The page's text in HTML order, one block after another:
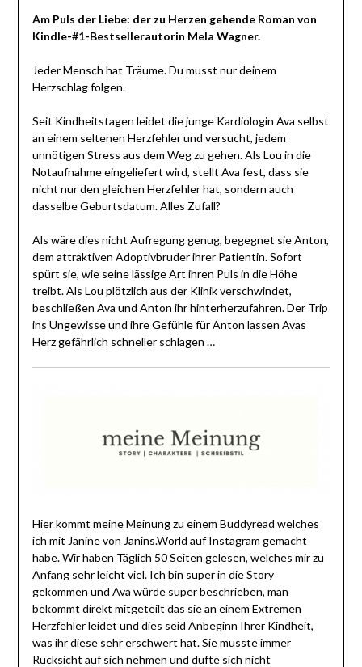
Am Puls der Liebe: der zu Herzen gehende Roman von
Kindle-#1-Bestsellerautorin Mela Wagner.
Jeder Mensch hat Träume. Du musst nur deinem
Herzschlag folgen.
Seit Kindheitstagen leidet die junge Kardiologin Ava selbst
an einem seltenen Herzfehler und versucht, jedem
unnötigen Stress aus dem Weg zu gehen. Als Lou in die
Notaufnahme eingeliefert wird, stellt Ava fest, dass sie
nicht nur den gleichen Herzfehler hat, sondern auch
dasselbe Geburtsdatum. Alles Zufall?
Als wäre dies nicht Aufregung genug, begegnet sie Anton,
dem attraktiven Adoptivbruder ihrer Patientin. Sofort
spürt sie, wie seine lässige Art ihren Puls in die Höhe
treibt. Als Lou plötzlich aus der Klinik verschwindet,
beschließen Ava und Anton ihr hinterherzufahren. Der Trip
ins Ungewisse und ihre Gefühle für Anton lassen Avas
Herz gefährlich schneller schlagen …
Hier kommt meine Meinung zu einem Buddyread welches
ich mit Janine von Janins.World auf Instagram gemacht
habe. Wir haben Täglich 50 Seiten gelesen, welches mir zu
Anfang sehr leicht viel. Ich bin super in die Story
gekommen und Ava würde super beschrieben, man
bekommt direkt mitgeteilt das sie an einem Extremen
Herzfehler leidet und dies seid Anbeginn Ihrer Kindheit,
was ihr diese sehr erschwert hat. Sie musste immer
Rücksicht auf sich nehmen und dufte sich nicht